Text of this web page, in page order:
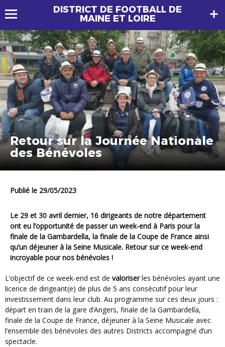
DISTRICT DE FOOTBALL DE
MAINE ET LOIRE
Retour sur la Journée Nationale
des Bénévoles
Publié le 29/05/2023
Le 29 et 30 avril dernier, 16 dirigeants de notre département
ont eu l’opportunité de passer un week-end à Paris pour la
finale de la Gambardella, la finale de la Coupe de France ainsi
qu’un déjeuner à la Seine Musicale. Retour sur ce week-end
incroyable pour nos bénévoles !
L’objectif de ce week-end est de valoriserles bénévoles ayant une
licence de dirigeant(e) de plus de 5 ans consécutif pour leur
investissement dans leur club. Au programme sur ces deux jours :
départ en train de la gare d’Angers, finale de la Gambardella,
finale de la Coupe de France, déjeuner à la Seine Musicale avec
l’ensemble des bénévoles des autres Districts accompagné d’un
spectacle.